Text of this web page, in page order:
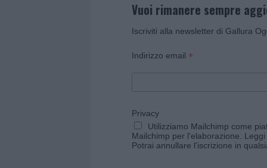
Vuoi rimanere sempre
Iscriviti alla newsletter di Gallura
Indirizzo email *
Privacy
Utilizziamo Mailchimp come
Mailchimp per l'elaborazione.
Potrai annullare l'iscrizione in